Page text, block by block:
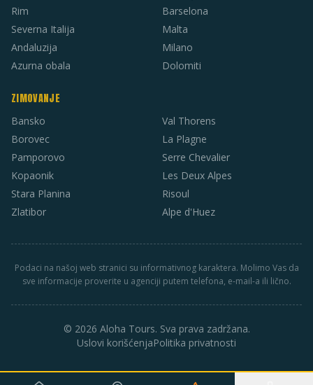
Rim
Severna Italija
Andaluzija
Azurna obala
Barselona
Malta
Milano
Dolomiti
ZIMOVANJE
Bansko
Borovec
Pamporovo
Kopaonik
Stara Planina
Zlatibor
Val Thorens
La Plagne
Serre Chevalier
Les Deux Alpes
Risoul
Alpe d'Huez
Podaci na našoj web stranici su informativnog karaktera. Molimo Vas da
sve informacije proverite u agenciji putem telefona, e-mail-a ili lično.
© 2026 Aloha Tours. Sva prava zadržana.
Uslovi korišćenjaPolitika privatnosti